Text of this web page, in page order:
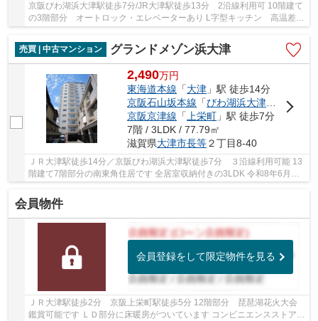
京阪びわ湖浜大津駅徒歩7分/JR大津駅徒歩13分 2沿線利用可 10階建て
の3階部分 オートロック・エレベーターあり L字型キッチン 高温差湯
式 クッションフロア 続き和室 小学校・ス...
売買 | 中古マンション
グランドメゾン浜大津
2,490万円
東海道本線 「大津 」駅 徒歩14分
京阪石山坂本線 「びわ湖浜大津 」駅 徒歩7
京阪京津線 「 上栄町 」駅 徒歩7分
7階 / 3LDK / 77.79㎡
滋賀県大津市長等２丁目8-40
ＪＲ大津駅徒歩14分／京阪びわ湖浜大津駅徒歩7分 ３沿線利用可能 13
階建て7階部分の南東角住居です 全居室収納付きの3LDK 令和8年6月リ
フォーム済みのお部屋 空家につき即引渡し可能です
会員物件
会員登録をして限定物件を見る
ＪＲ大津駅徒歩2分 京阪上栄町駅徒歩5分 12階部分 琵琶湖花火大会
鑑賞可能です ＬＤ部分に床暖房がついています コンビニエンスストア、